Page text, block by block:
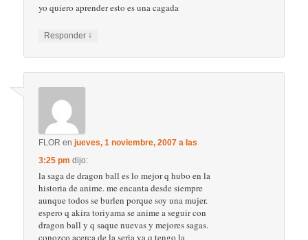
yo quiero aprender esto es una cagada
Responder ↓
FLOR enjueves, 1 noviembre, 2007 a las
3:25 pm dijo:
la saga de dragon ball es lo mejor q hubo en la
historia de anime. me encanta desde siempre
aunque todos se burlen porque soy una mujer.
espero q akira toriyama se anime a seguir con
dragon ball y q saque nuevas y mejores sagas.
conozco acerca de la seria ya q tengo la